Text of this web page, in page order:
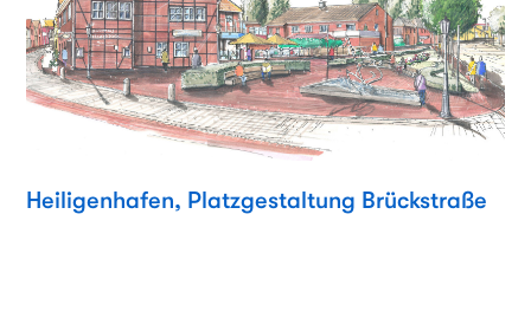
Heiligenhafen, Platzgestaltung Brückstraße